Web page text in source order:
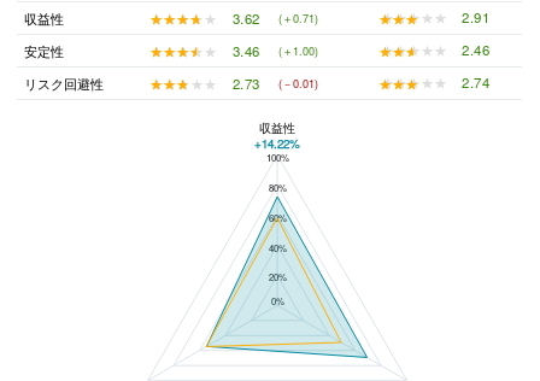
収益性
★★★★★
★★★★★ 3.62 (＋0.71) ★★★★★
★★★★★
2.91
安定性
★★★★★
★★★★★ 3.46 (＋1.00) ★★★★★
★★★★★
2.46
リスク回避性
★★★★★
★★★★★ 2.73 (－0.01) ★★★★★
★★★★★ 2.74
ミドリと馬込駅の平均値の総合評価の比較
100%
80%
60%
40%
20%
0%
収益性
+14.22%